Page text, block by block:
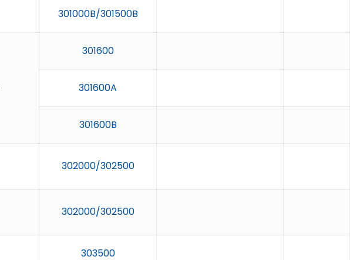
301000B/301500B
301600
301600A
301600B
302000/302500
302000/302500
303500